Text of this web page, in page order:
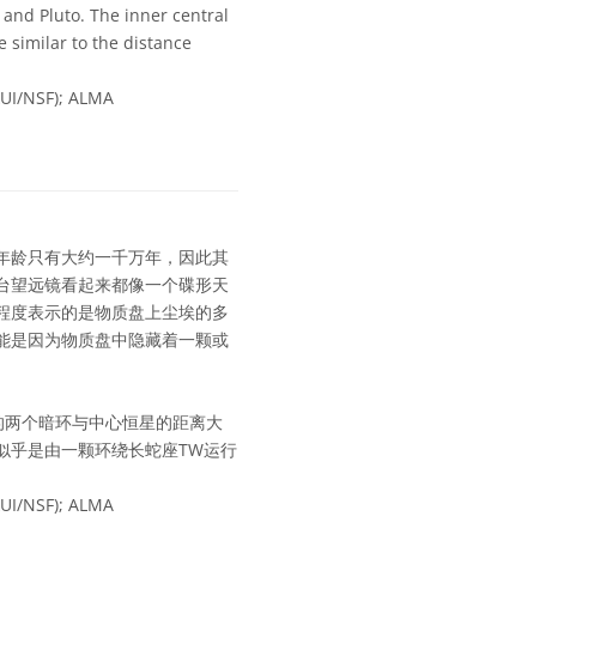
Pluto. The inner central
similar to the distance
NSF); ALMA
龄只有大约一千万年，因此其
望远镜看起来都像一个碟形天
度表示的是物质盘上尘埃的多
是因为物质盘中隐藏着一颗或
个暗环与中心恒星的距离大
乎是由一颗环绕长蛇座TW运行
NSF); ALMA